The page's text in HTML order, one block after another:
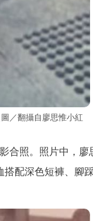
／翻攝自廖思惟小紅
合照。照片中，廖
搭配深色短褲、腳